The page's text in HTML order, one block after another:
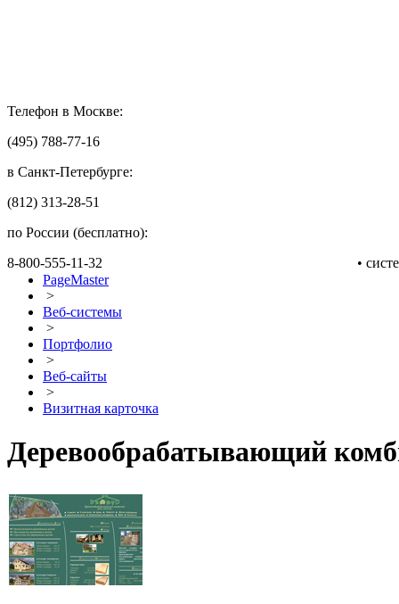
Телефон в Москве:
(495) 788-77-16
в Санкт-Петербурге:
(812) 313-28-51
по России (бесплатно):
8-800-555-11-32
•
PageMaster
>
Веб-системы
>
Портфолио
>
Веб-сайты
>
Визитная карточка
Деревообрабатывающий